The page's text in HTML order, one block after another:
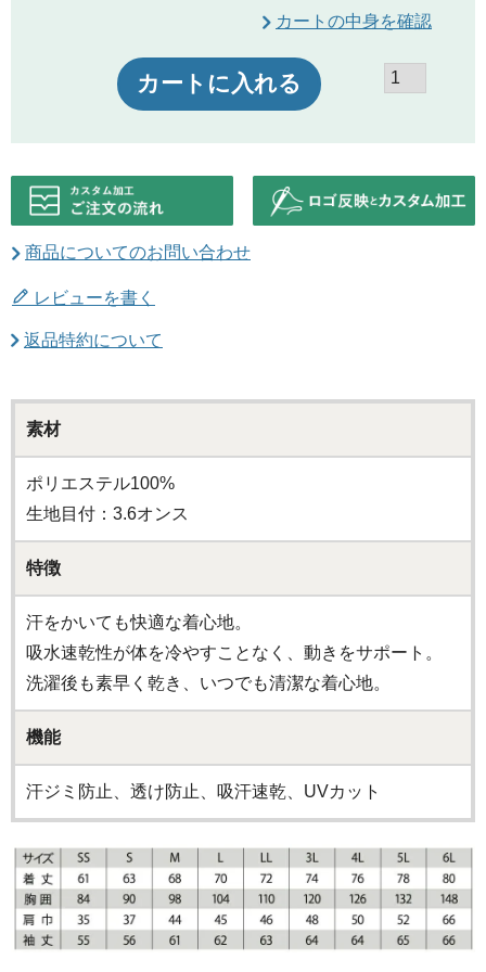
カートの中身を確認
カートに入れる
商品についてのお問い合わせ
レビューを書く
返品特約について
素材
ポリエステル100%
生地目付：3.6オンス
特徴
汗をかいても快適な着心地。
吸水速乾性が体を冷やすことなく、動きをサポート。
洗濯後も素早く乾き、いつでも清潔な着心地。
機能
汗ジミ防止、透け防止、吸汗速乾、UVカット